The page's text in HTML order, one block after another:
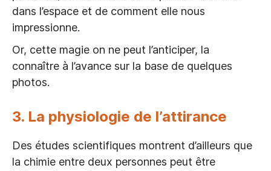
dans l’espace et de comment elle nous
impressionne.
Or, cette magie on ne peut l’anticiper, la
connaître à l’avance sur la base de quelques
photos.
3. La physiologie de l’attirance
Des études scientifiques montrent d’ailleurs que
la chimie entre deux personnes peut être